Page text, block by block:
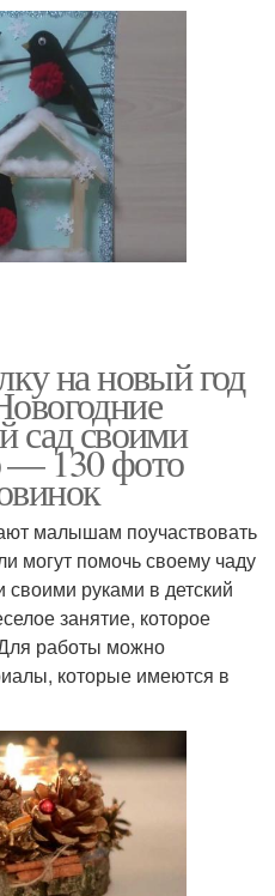
на новый год
сад своими
— 130 фото
малышам поучаствовать
могут помочь своему чаду
своими руками в детский
занятие, которое
работы можно
которые имеются в